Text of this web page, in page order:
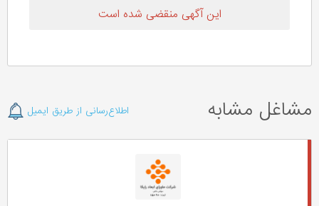
این آگهی منقضی شده است
مشاغل مشابه اطلاع‌رسانی از طریق ایمیل